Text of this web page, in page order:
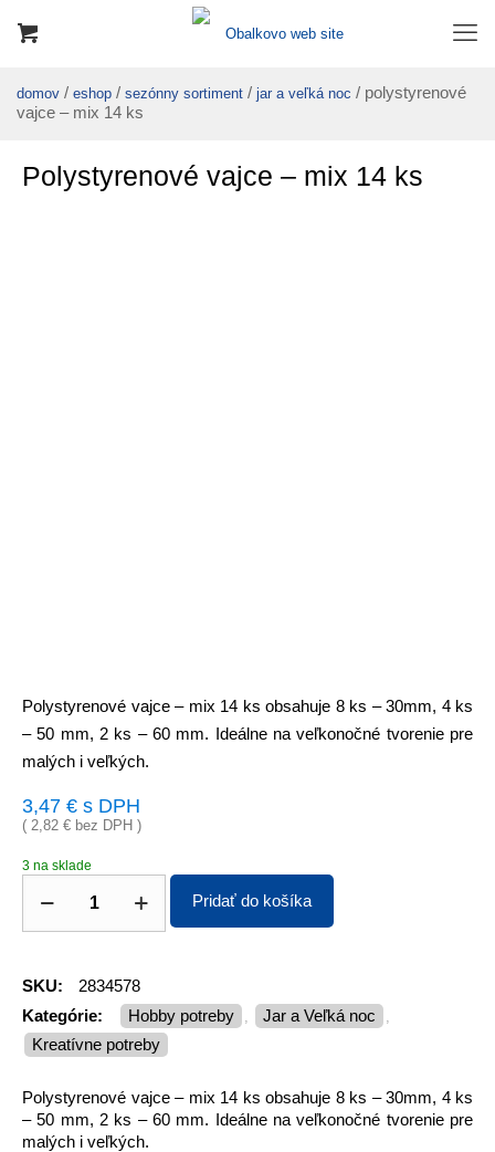
domov / eshop / sezónny sortiment / jar a veľká noc / polystyrenové
vajce – mix 14 ks
Polystyrenové vajce – mix 14 ks
Polystyrenové vajce – mix 14 ks obsahuje 8 ks – 30mm, 4 ks
– 50 mm, 2 ks – 60 mm. Ideálne na veľkonočné tvorenie pre
malých i veľkých.
3,47 € s DPH
( 2,82 € bez DPH )
3 na sklade
Pridať do košíka
SKU:
2834578
Kategórie:
Hobby potreby , Jar a Veľká noc ,
Kreatívne potreby
Polystyrenové vajce – mix 14 ks obsahuje 8 ks – 30mm, 4 ks
– 50 mm, 2 ks – 60 mm. Ideálne na veľkonočné tvorenie pre
malých i veľkých.